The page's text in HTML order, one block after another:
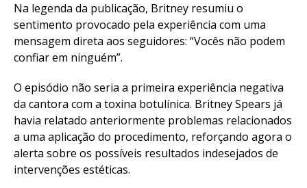
Na legenda da publicação, Britney resumiu o
sentimento provocado pela experiência com uma
mensagem direta aos seguidores: “Vocês não podem
confiar em ninguém”.
O episódio não seria a primeira experiência negativa
da cantora com a toxina botulínica. Britney Spears já
havia relatado anteriormente problemas relacionados
a uma aplicação do procedimento, reforçando agora o
alerta sobre os possíveis resultados indesejados de
intervenções estéticas.